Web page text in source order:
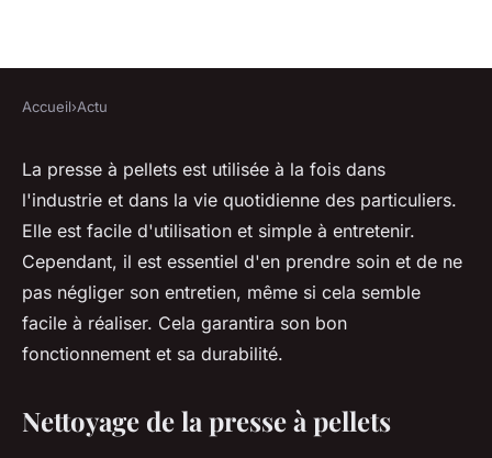
Astuce pour bien entretenir
votre presse à pellets
michelle•4 octobre 2023•2 min de lecture
Accueil›Actu
La presse à pellets est utilisée à la fois dans
l'industrie et dans la vie quotidienne des particuliers.
Elle est facile d'utilisation et simple à entretenir.
Cependant, il est essentiel d'en prendre soin et de ne
pas négliger son entretien, même si cela semble
facile à réaliser. Cela garantira son bon
fonctionnement et sa durabilité.
Nettoyage de la presse à pellets